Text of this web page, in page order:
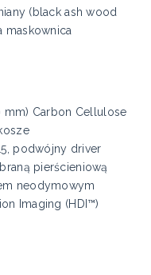
(black ash wood
maskownica
mm) Carbon Cellulose
podwójny driver
pierścieniową
neodymowym
Imaging (HDI™)